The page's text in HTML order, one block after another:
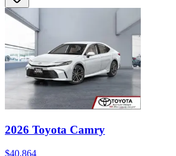
2026 Toyota Camry
$40,864